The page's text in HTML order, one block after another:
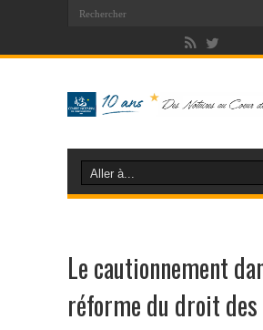
Le cautionnement
réforme du droit des